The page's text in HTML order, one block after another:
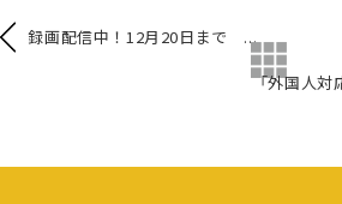
録画配信中！12月20日まで ...
「外国人